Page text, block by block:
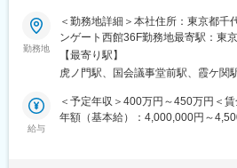
■魅力：
経営について間近で見ながら、自分
ただけます。
■働き方
社長に一番近いポジションで支える
■業務概要
社長室にて、役員秘書として以下の
・社内外のスケジュール調整および管
・資料作成補助
・副社長のアポイントの社内システ
・社用車の手配および調整
勤務地
＜勤務地詳細＞本社住所：東京都千
ンゲート西館36F勤務地最寄駅：東
煙対策：屋内喫煙可能場所あり変更
【最寄り駅】
虎ノ門駅、国会議事堂前駅、霞ケ関
給与
＜予定年収＞400万円～450万円＜
年額（基本給）：4,000,000円～